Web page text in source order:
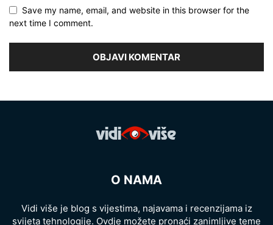
Save my name, email, and website in this browser for the
next time I comment.
O NAMA
Vidi više je blog s vijestima, najavama i recenzijama iz
svijeta tehnologije. Ovdje možete pronaći zanimljive teme